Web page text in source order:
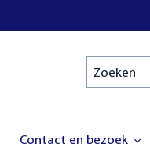
Zoeken
Contact en bezoek